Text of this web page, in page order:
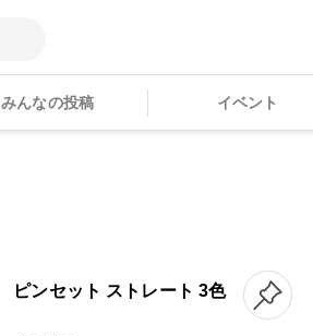
みんなの投稿 イベント
ピンセット ストレート 3色